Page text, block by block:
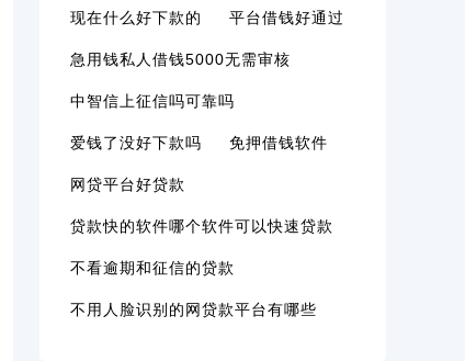
现在什么好下款的 平台借钱好通过
急用钱私人借钱5000无需审核
中智信上征信吗可靠吗
爱钱了没好下款吗 免押借钱软件
网贷平台好贷款
贷款快的软件哪个软件可以快速贷款
不看逾期和征信的贷款
不用人脸识别的网贷款平台有哪些